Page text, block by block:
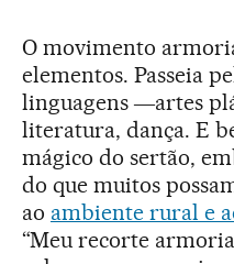
O movimento
elementos. Passeia
linguagens ―artes
literatura, dança. E
mágico do sertão,
do que muitos
ao ambiente rural e
“Meu recorte